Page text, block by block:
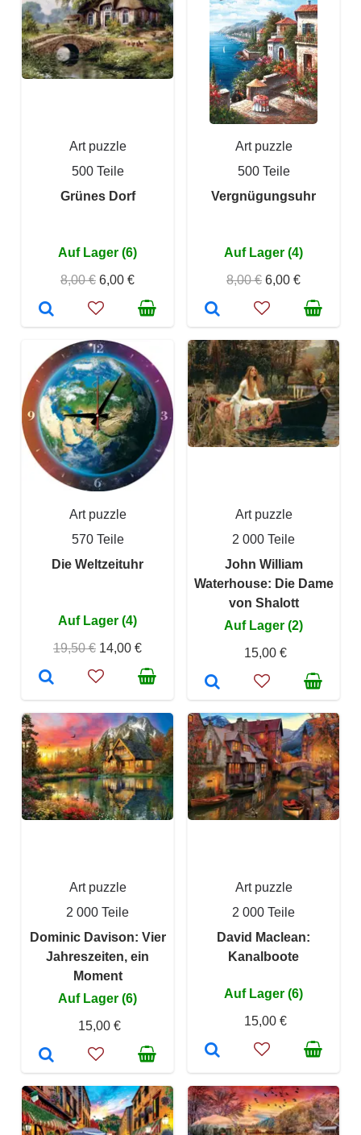
Art puzzle
500 Teile
Grünes Dorf
Auf Lager (6)
8,00 € 6,00 €
Art puzzle
500 Teile
Vergnügungsuhr
Auf Lager (4)
8,00 € 6,00 €
Art puzzle
570 Teile
Die Weltzeituhr
Auf Lager (4)
19,50 € 14,00 €
Art puzzle
2 000 Teile
John William
Waterhouse: Die Dame
von Shalott
Auf Lager (2)
15,00 €
Art puzzle
2 000 Teile
Dominic Davison: Vier
Jahreszeiten, ein
Moment
Auf Lager (6)
15,00 €
Art puzzle
2 000 Teile
David Maclean:
Kanalboote
Auf Lager (6)
15,00 €